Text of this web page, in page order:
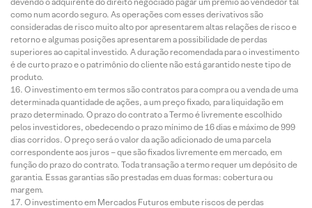
como num acordo seguro. As operações com esses derivativos são
consideradas de risco muito alto por apresentarem altas relações de risco e
retorno e algumas posições apresentarem a possibilidade de perdas
superiores ao capital investido. A duração recomendada para o investimento
é de curto prazo e o patrimônio do cliente não está garantido neste tipo de
produto.
O investimento em termos são contratos para compra ou a venda de uma
determinada quantidade de ações, a um preço fixado, para liquidação em
prazo determinado. O prazo do contrato a Termo é livremente escolhido
pelos investidores, obedecendo o prazo mínimo de 16 dias e máximo de 999
dias corridos. O preço será o valor da ação adicionado de uma parcela
correspondente aos juros – que são fixados livremente em mercado, em
função do prazo do contrato. Toda transação a termo requer um depósito de
garantia. Essas garantias são prestadas em duas formas: cobertura ou
margem.
O investimento em Mercados Futuros embute riscos de perdas